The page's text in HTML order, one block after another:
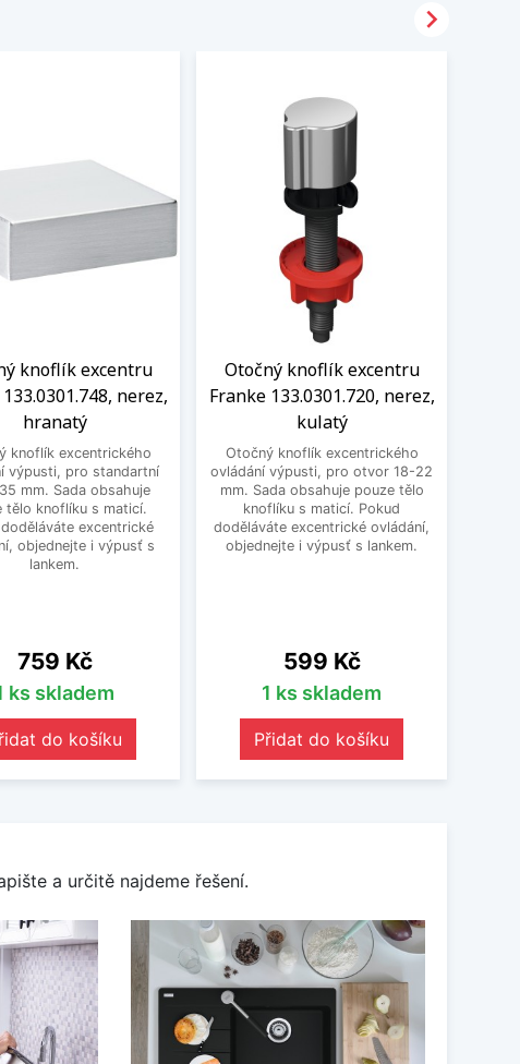
knoflík excentru
nerez,
hranatý
knoflík excentrického
výpusti, pro standartní
mm. Sada obsahuje
tělo knoflíku s maticí.
excentrické
objednejte i výpusť s
lankem.
Cena
759 Kč
ks skladem
do košíku
Otočný knoflík excentru
Franke 133.0301.720, nerez,
kulatý
Otočný knoflík excentrického
ovládání výpusti, pro otvor 18-22
mm. Sada obsahuje pouze tělo
knoflíku s maticí. Pokud
doděláváte excentrické ovládání,
objednejte i výpusť s lankem.
Cena
599 Kč
1 ks skladem
Přidat do košíku

a určitě najdeme řešení.